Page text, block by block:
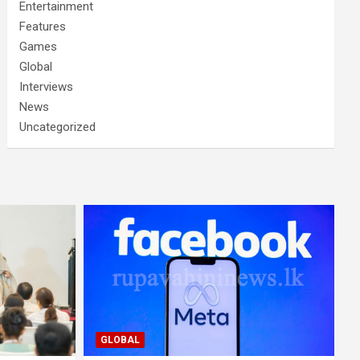
Entertainment
Features
Games
Global
Interviews
News
Uncategorized
GLOBAL